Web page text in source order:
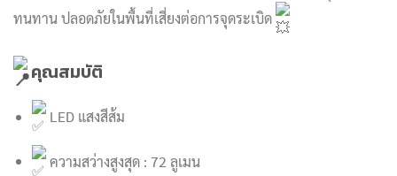
ทนทาน ปลอดภัยในพื้นที่เสี่ยงต่อการจุดระเบิด
คุณสมบัติ
LED แสงสีส้ม
ความสว่างสูงสุด : 72 ลูเมน